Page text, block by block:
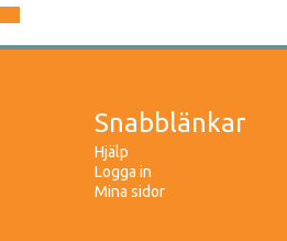
Snabblänkar
Hjälp
Logga in
Mina sidor